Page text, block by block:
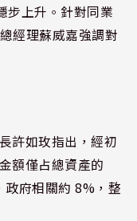
步上升。針對同業
經理蘇威嘉強調對
許如玫指出，經初
額僅占總資產的
府相關約 8%，整